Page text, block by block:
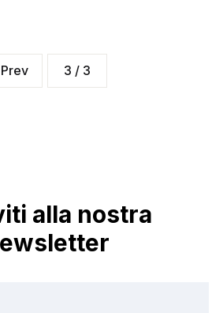
Prev 3 / 3
alla nostra